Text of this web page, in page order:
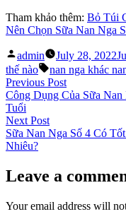
Tham khảo thêm: Bỏ Túi
Nên Chọn Sữa Nan Nga
Posted
by
admin July 28, 2022
thế nào
Tags:
nan nga khác
Post
navigation
Previous PostPrevious
post:
Công Dụng Của Sữa
Tuổi
Next PostNext
post:
Sữa Nan Nga Số 4 Có
Nhiêu?
Leave a
Your email address will